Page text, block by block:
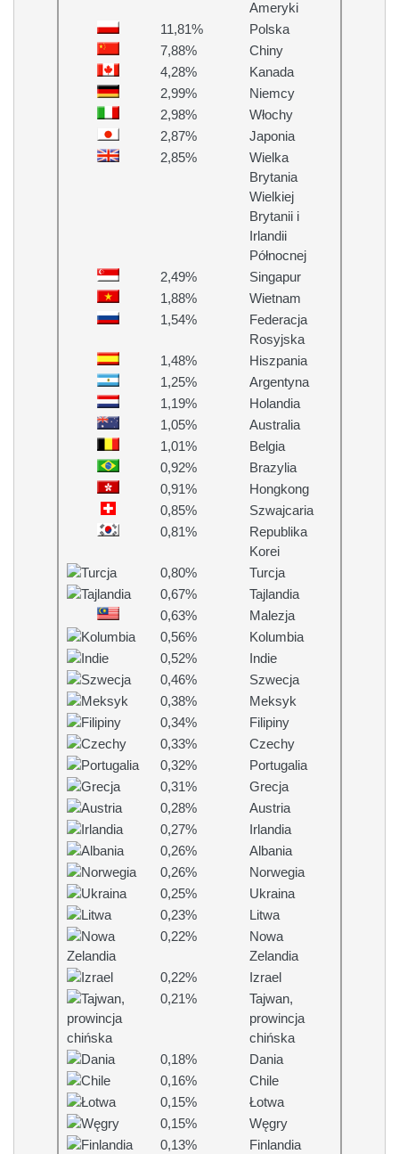
Ameryki
11,81%
Polska
7,88%
Chiny
4,28%
Kanada
2,99%
Niemcy
2,98%
Włochy
2,87%
Japonia
2,85%
Wielka
Brytania
Wielkiej
Brytanii i
Irlandii
Północnej
2,49%
Singapur
1,88%
Wietnam
1,54%
Federacja
Rosyjska
1,48%
Hiszpania
1,25%
Argentyna
1,19%
Holandia
1,05%
Australia
1,01%
Belgia
0,92%
Brazylia
0,91%
Hongkong
0,85%
Szwajcaria
0,81%
Republika
Korei
0,80%
Turcja
0,67%
Tajlandia
0,63%
Malezja
0,56%
Kolumbia
0,52%
Indie
0,46%
Szwecja
0,38%
Meksyk
0,34%
Filipiny
0,33%
Czechy
0,32%
Portugalia
0,31%
Grecja
0,28%
Austria
0,27%
Irlandia
0,26%
Albania
0,26%
Norwegia
0,25%
Ukraina
0,23%
Litwa
0,22%
Nowa
Zelandia
0,22%
Izrael
0,21%
Tajwan,
prowincja
chińska
0,18%
Dania
0,16%
Chile
0,15%
Łotwa
0,15%
Węgry
0,13%
Finlandia